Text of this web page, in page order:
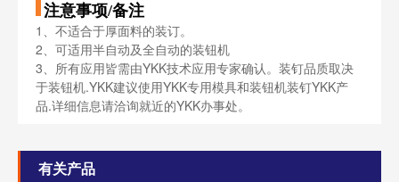
注意事项/备注
1、不适合于厚面料的装订。
2、可适用半自动及全自动的装钮机
3、所有应用皆需由YKK技术应用专家确认。装钉品质取决
于装钮机.YKK建议使用YKK专用模具和装钮机装钉YKK产
品.详细信息请洽询就近的YKK办事处。
有关产品